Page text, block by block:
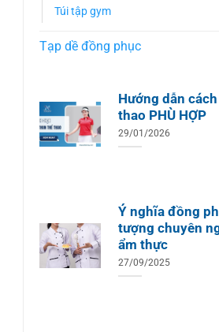
Túi tập gym
Tạp dề đồng phục
Hướng dẫn
thao PHÙ HỢP
29/01/2026
Ý nghĩa đồng
tượng chuyên
ẩm thực
27/09/2025